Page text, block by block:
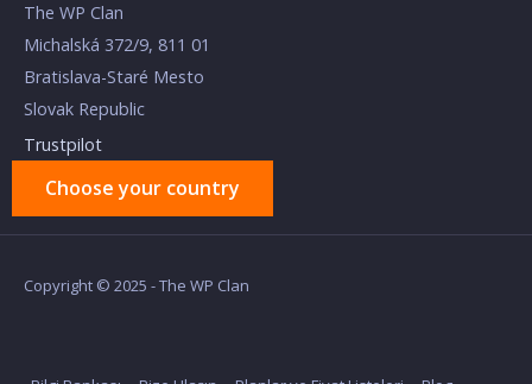
The WP Clan
Michalská 372/9, 811 01
Bratislava-Staré Mesto
Slovak Republic
Trustpilot
Choose your country
Copyright © 2025 - The WP Clan